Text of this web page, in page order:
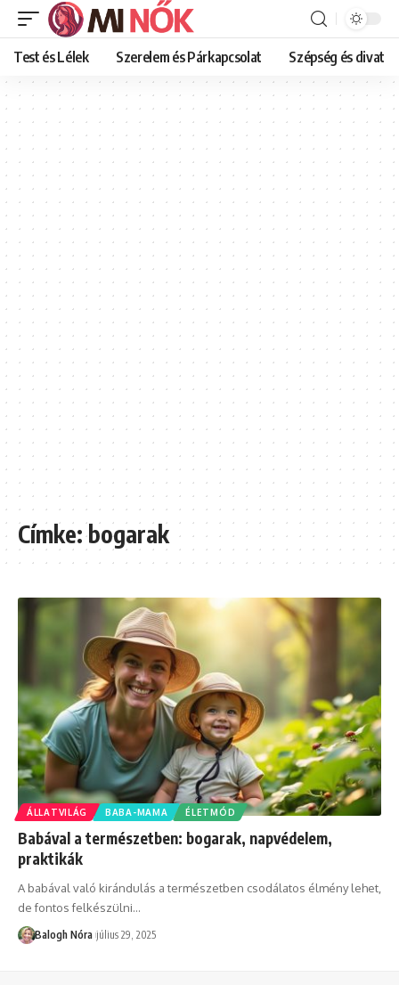
Test és Lélek Szerelem és Párkapcsolat Szépség és divat
Címke:bogarak
ÁLLATVILÁG BABA-MAMA ÉLETMÓD
Babával a természetben: bogarak, napvédelem,
praktikák
A babával való kirándulás a természetben csodálatos élmény lehet,
de fontos felkészülni…
Balogh Nóra július 29, 2025